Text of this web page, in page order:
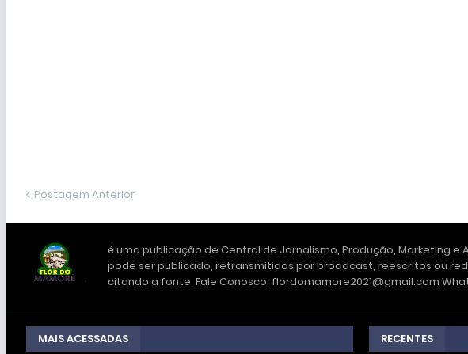
Postagem Anterior
é uma publicação de Central de Jornalismo, Produção, Marketing e
pode ser publicado, retransmitidos por broadcast, reescritos ou
citando a fonte. Fale Conosco: flordomamore2021@gmail.com
MAIS ACESSADAS RECENTES